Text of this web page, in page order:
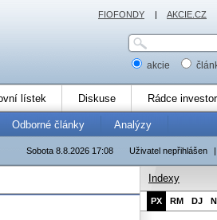
akcie
lístek Diskuse Rádce
Odborné články Analýzy
Uživatel nepřihlášen |
Sobota 8.8.2026 17:08
Indexy
PX RM DJ
FIOFONDY | AKCIE.CZ